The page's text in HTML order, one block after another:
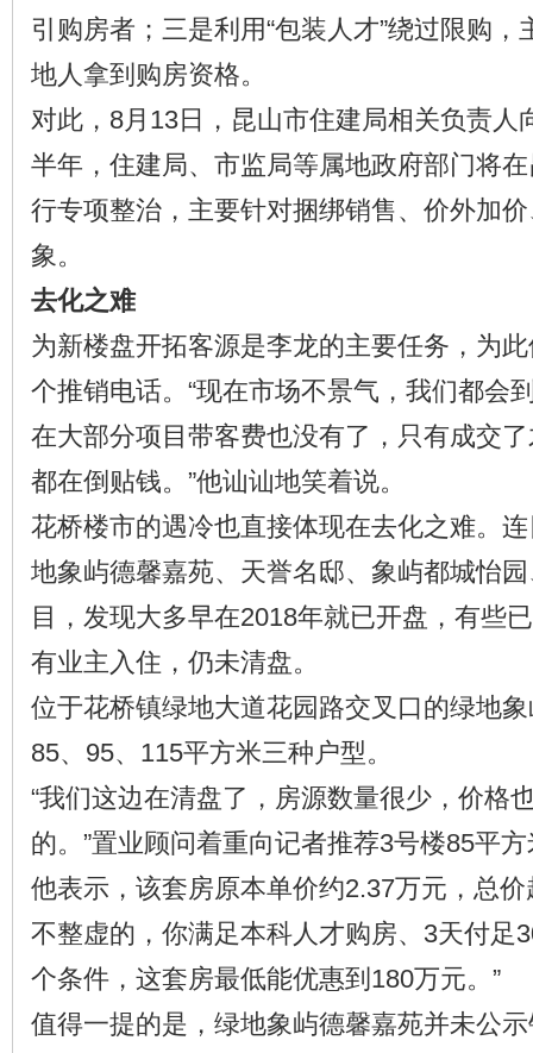
引购房者；三是利用“包装人才”绕过限购
地人拿到购房资格。
对此，8月13日，昆山市住建局相关负责人
半年，住建局、市监局等属地政府部门将
行专项整治，主要针对捆绑销售、价外加
象。
去化之难
为新楼盘开拓客源是李龙的主要任务，为
个推销电话。“现在市场不景气，我们都会
在大部分项目带客费也没有了，只有成交
都在倒贴钱。”他讪讪地笑着说。
花桥楼市的遇冷也直接体现在去化之难。
地象屿德馨嘉苑、天誉名邸、象屿都城怡
目，发现大多早在2018年就已开盘，有些
有业主入住，仍未清盘。
位于花桥镇绿地大道花园路交叉口的绿地
85、95、115平方米三种户型。
“我们这边在清盘了，房源数量很少，价格
的。”置业顾问着重向记者推荐3号楼85平方
他表示，该套房原本单价约2.37万元，总价
不整虚的，你满足本科人才购房、3天付足
个条件，这套房最低能优惠到180万元。”
值得一提的是，绿地象屿德馨嘉苑并未公